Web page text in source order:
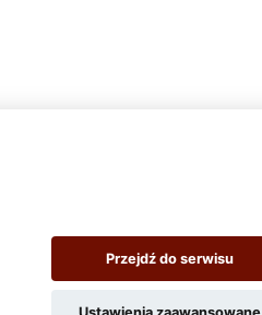
Przejdź do serwisu